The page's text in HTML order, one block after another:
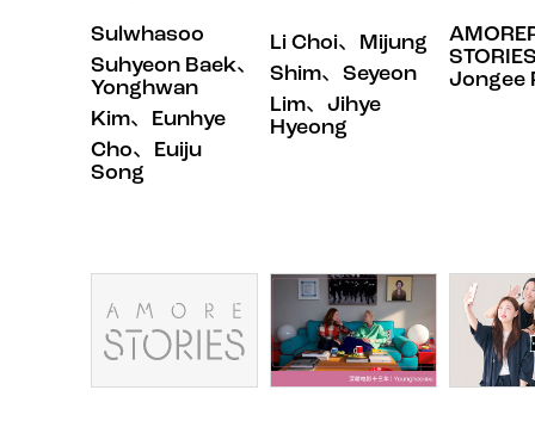
Sulwhasoo
Suhyeon Baek、
Yonghwan
Kim、Eunhye
Cho、Euiju
Song
Li Choi、Mijung
Shim、Seyeon
Lim、Jihye
Hyeong
Jongee